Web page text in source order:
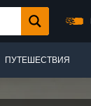
ПУТЕШЕСТВИЯ